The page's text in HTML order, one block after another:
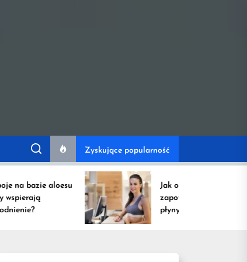
przydatnych na
Zyskujące popularność
bazie aloesu
Jak obliczyć
zapotrzebowanie na
płyny podczas
intensywnych